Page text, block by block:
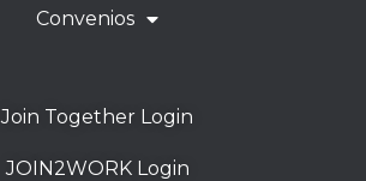
Convenios
Join Together Login
JOIN2WORK Login